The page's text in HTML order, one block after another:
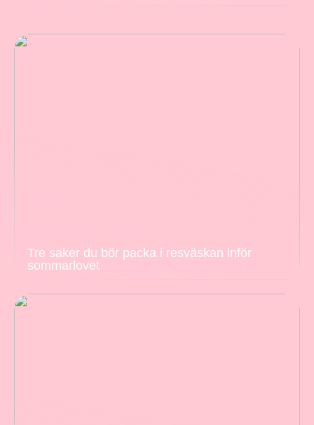
Tre saker du bör packa i resväskan inför
sommarlovet